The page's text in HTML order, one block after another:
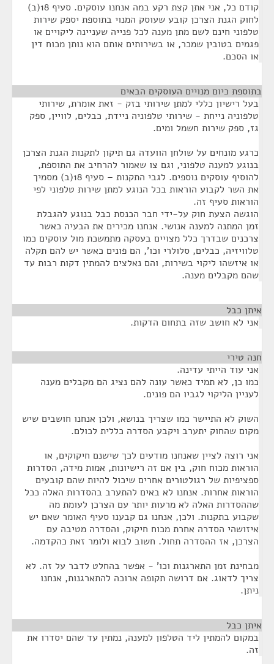
קודם כל, אני אתן קצת רקע במה אנחנו עוסקים. סעיף 18(ב)
לחוק הגנת הצרכן קובע שעוסק המנוי בתוספת יספק שירות
טלפוני חינם לשם מתן מענה לכל פנייה שעניינה ליקויים או
פגמים בטובין שמכר, או בשירותים אותם הוא נותן מכוח דין
או הסכם.
בתוספת כיום מנויים העוסקים הבאים
בעל רישיון כללי למתן שירותי בזק - זאת אומרת, שירותי
טלפוניה נייחת - שירותי טלפוניה ניידת, כבלים, לוויין, ספק
גז, ספק שירות חשמל ומים.
כרגע מונחים על שולחן הוועדה גם תיקון לתקנות הגנת הצרכן
בנוגע למענה טלפוני, וגם צו שאמור להרחיב את התוספת,
להוסיף עוסקים נוספים. לגבי התקנות – סעיף 18(ב) מסמיך
את השר לקבוע הוראות בכל הנוגע למתן שירות טלפוני לפי
הוראות סעיף זה.
הוגשה הצעת חוק על-ידי חבר הכנסת כבל בנוגע להגבלת
זמן המתנה למענה אנושי. אנחנו מכירים את הבעיה כאשר
צרכנים שבדרך כלל מצויים בעסקה מתמשכת מול עוסקים כמו
טלוויזיה, כבלים, סלולרי וכו', הם פונים כאשר יש להם תקלה
או איזשהו ליקוי בשירות, והם נאלצים להמתין דקות רבות עד
שהם מקבלים מענה.
איתן כבל
אני לא חושב שזה בתחום הדקות.
חנה טירי
אני עוד הייתי עדינה.
כמו כן, לא תמיד כאשר עונה להם נציג הם מקבלים מענה
לעניין הליקוי לגביו הם פונים.
השוק לא התיישר כמו שצריך בנושא, ולכן אנחנו חושבים שיש
מקום שהחוק יתערב ויקבע הסדרה כללית לכולם.
אני רוצה לציין שאנחנו מודעים לכך שישנם חיקוקים, או
הוראות מכוח חוק, בין אם זה רישיונות, אמות מידה, הסדרות
ספציפיות של רגולטורים אחרים שיכול להיות שהם קובעים
הוראות אחרות. אנחנו לא באים להתערב בהסדרות האלה ככל
שההסדרות האלה לא מרעות יותר עם הצרכן לעומת מה
שקבוע בתקנות. ולכן, אנחנו גם קבענו סעיף האומר שאם יש
איזושהי הסדרה אחרת מכוח חיקוק, והסדרה מטיבה עם
הצרכן, אז ההסדרה תחול. חשוב לבוא ולומר זאת כהקדמה.
מבחינת זמן התארגנות וכו' - אפשר בהחלט לדבר על זה. לא
צריך לדאוג. אם דרושה תקופה ארוכה להתארגנות, אנחנו
ניתן.
איתן כבל
במקום להמתין ליד הטלפון למענה, נמתין עד שהם יסדרו את
זה.